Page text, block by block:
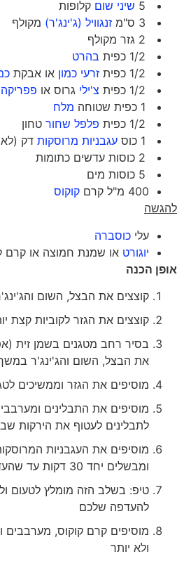
5
שיני שוםקלופות
3 ס"מ
זנגוויל (ג'ינג'ר)מקולף
2 גזר מקולף
1/2 כפית
בהרט
1/2 כפית
זרעי כמוןאו אבקתכמון
1/2 כפית
צ'יליגרוס או פפריקה
1 כפית שטוחה
מלח
1/2 כפית
פלפל שחורטחון
1 כוס
עגבניות מרוסקותדק (לא
2 כוסות עדשים כתומות
5 כוסות מים
400 מ"ל קרם
קוקוס
להגשה
עליכוסברה
יוגורטאו שמנת חמוצה או קרם
אופן הכנה
קוצצים את הבצל, השום והג'ינג'ר
קוצצים את הגזר לקוביות קצת יותר
בסיר רחב מטגנים בשמן זית
את הבצל, השום והג'ינג'ר במשך 4 דקות
מוסיפים את הגזר וממשיכים לטגן עוד 5
מוסיפים את התבלינים
לתבלינים לעטוף את הירקות
מוסיפים את העגבניות
ומבשלים יחד 30 דקות עד שהעדשים רכות לגמרי
טיפ: בשלב הזה מומלץ לטעום
להעדפה שלכם
ולא יותר